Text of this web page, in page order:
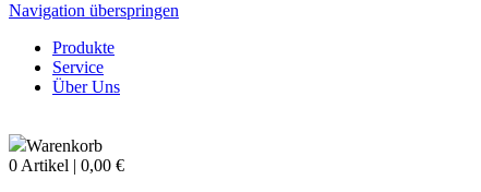
Navigation überspringen
Produkte
Service
Über Uns
Warenkorb
0 Artikel | 0,00 €